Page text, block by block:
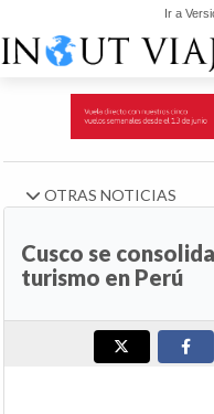
Ir a
OTRAS NOTICIAS
Cusco se
turismo en Perú